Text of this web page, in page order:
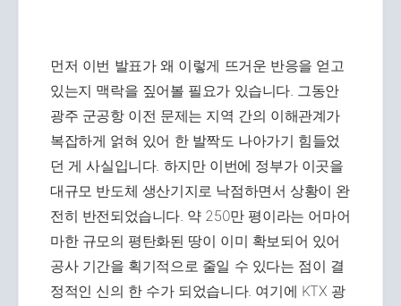
먼저 이번 발표가 왜 이렇게 뜨거운 반응을 얻고
있는지 맥락을 짚어볼 필요가 있습니다. 그동안
광주 군공항 이전 문제는 지역 간의 이해관계가
복잡하게 얽혀 있어 한 발짝도 나아가기 힘들었
던 게 사실입니다. 하지만 이번에 정부가 이곳을
대규모 반도체 생산기지로 낙점하면서 상황이 완
전히 반전되었습니다. 약 250만 평이라는 어마어
마한 규모의 평탄화된 땅이 이미 확보되어 있어
공사 기간을 획기적으로 줄일 수 있다는 점이 결
정적인 신의 한 수가 되었습니다. 여기에 KTX 광